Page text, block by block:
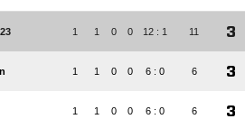
1 1 0 0 12 : 1 11 3
1 1 0 0 6 : 0 6 3
1 1 0 0 6 : 0 6 3